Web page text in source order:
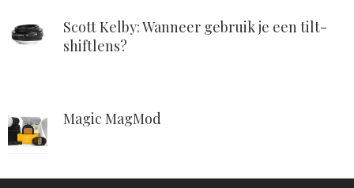
Scott Kelby: Wanneer gebruik je een tilt-
shiftlens?
Magic MagMod